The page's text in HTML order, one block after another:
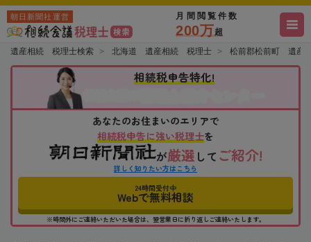
朝日新聞社運営 月間閲覧件数
200万超
遺産相続 税理士検索 北海道 遺産相続 税理士 松前郡松前町 遺産
相続税申告特化!
あなたのお住まいのエリアで
相続税申告に強い税理士を
が厳選 して ご紹介!
詳しく知りたい方はこちら
24時間受付中
Webで無料相談
※時間外にご連絡いただいた場合は、翌営業日に折り返しご連絡いたします。